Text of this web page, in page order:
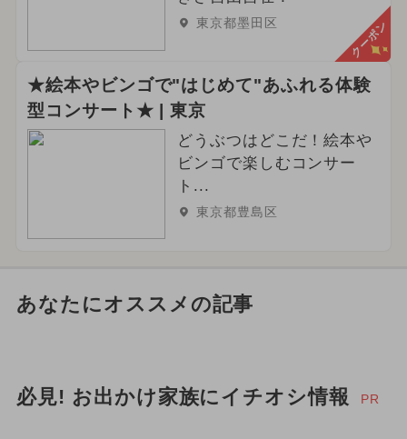
東京都墨田区 クーポン
★絵本やビンゴで"はじめて"あふれる体験
型コンサート★ | 東京
どうぶつはどこだ！絵本や
ビンゴで楽しむコンサー
ト...
東京都豊島区
あなたにオススメの記事
必見! お出かけ家族にイチオシ情報 PR